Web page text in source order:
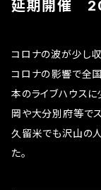
延期開催
コロナの波が少し
コロナの影響で全
本のライブハウス
岡や大分別府等で
久留米でも沢山の
た。